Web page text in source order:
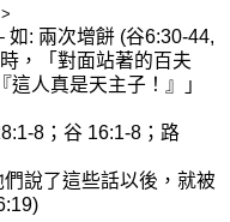
如: 兩次增餅 (谷6:30-44,
，「對面站著的百夫
人真是天主子！』」
8；谷 16:1-8；路
說了這些話以後，就被